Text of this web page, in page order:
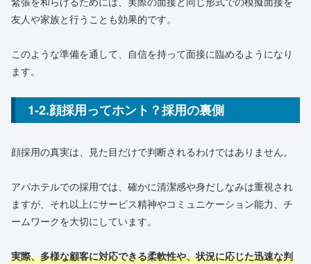
友人や家族と行うことも効果的です。
このような準備を通して、自信を持って面接に臨めるようになり
ます。
1-2.顔採用ってホント？採用の裏側
顔採用の真実は、見た目だけで判断されるわけではありません。
アパホテルでの採用では、確かに清潔感や身だしなみは重視され
ますが、それ以上にサービス精神やコミュニケーション能力、チ
ームワークを大切にしています。
実際、多様な顧客に対応できる柔軟性や、状況に応じた迅速な判